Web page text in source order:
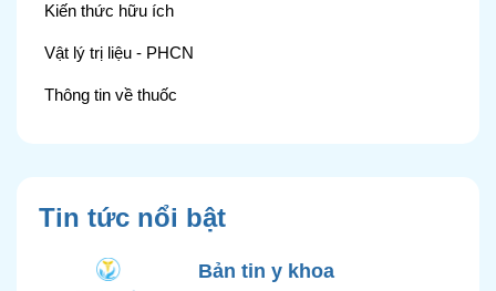
Kiến thức hữu ích
Vật lý trị liệu - PHCN
Thông tin về thuốc
Tin tức nổi bật
Bản tin y khoa